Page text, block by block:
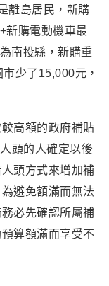
離島居民，新購
新購電動機車最
南投縣，新購重
少了15,000元，
高額的政府補貼
頭的人確定以後
頭方式來增加補
為避免額滿而無法
必先確認所屬補
算額滿而享受不